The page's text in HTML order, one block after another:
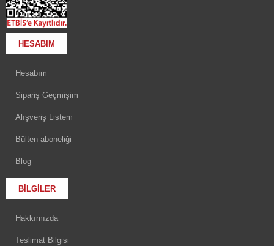
HESABIM
Hesabım
Sipariş Geçmişim
Alışveriş Listem
Bülten aboneliği
Blog
BİLGİLER
Hakkımızda
Teslimat Bilgisi